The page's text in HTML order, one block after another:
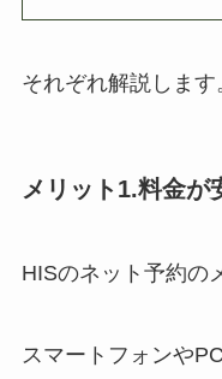
それぞれ解説します
メリット1.料金が
HISのネット予約の
スマートフォンや